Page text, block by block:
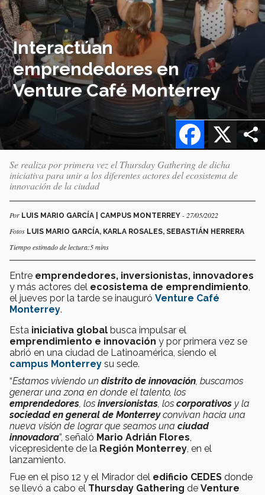
Interactúan
emprendedores en
Venture Café Monterrey
X
Facebook
Se realiza por primera vez el Thursday Gathering de dicha
iniciativa para unir a los diferentes actores del ecosistema de
innovación de la ciudad
Por LUIS MARIO GARCÍA | CAMPUS MONTERREY - 27/05/2022
Fotos LUIS MARIO GARCÍA, KARLA ROSALES, SEBASTIÁN HERRERA
Tiempo estimado de lectura:5 mins
Entre emprendedores, inversionistas, innovadores
y más actores del ecosistema de emprendimiento
el jueves por la tarde se inauguró Venture Café
Monterrey.
Esta iniciativa global busca impulsar el
emprendimiento e innovación y por primera vez se
abrió en una ciudad de Latinoamérica, siendo el
campus Monterrey su sede.
“Estamos viviendo un distrito de innovación , buscamos
generar una zona en donde el talento, los
emprendedores , los inversionistas , los corporativos y la
sociedad en general de Monterreyconvivan hacia una
nueva visión de lograr que seamos una ciudad
innovadora”, señaló Mario Adrián Flores
vicepresidente de la Región Monterrey , en el
lanzamiento.
Fue en el piso 12 y el Mirador del edificio CEDES donde
se llevó a cabo el Thursday Gathering de Venture